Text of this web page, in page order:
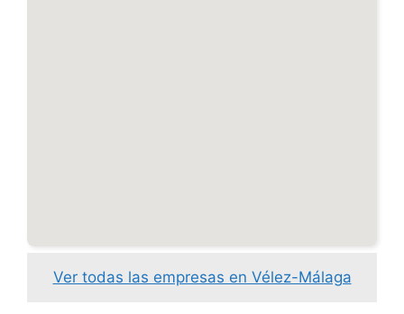
Ver todas las empresas en Vélez-Málaga